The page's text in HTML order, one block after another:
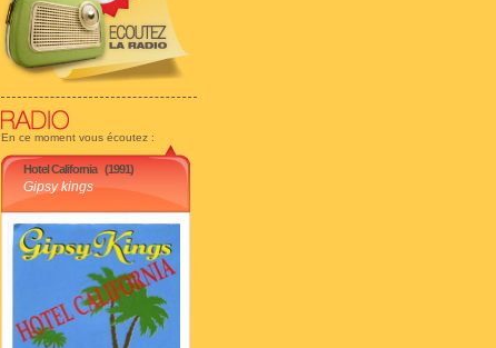
En ce moment vous écoutez :
Hotel California (1991)
Gipsy kings